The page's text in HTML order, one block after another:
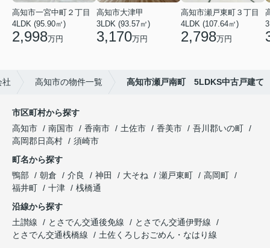
高知市一宮中町２丁目
4LDK (95.90㎡)
2,998万円
高知市大津甲
3LDK (93.57㎡)
3,170万円
高知市瀬戸東町３丁目
4LDK (107.64㎡)
2,798万円
社 高知市の物件一覧 高知市瀬戸南町 5LDKS中古戸建て
市区町村から探す
高知市
南国市 香南市 土佐市 香美市
吾川郡いの町
高岡郡日高村
須崎市
町名から探す
鴨部
朝倉 介良 神田 大そね 瀬戸東町
高岡町
福井町
十津
桟橋通
沿線から探す
土讃線
とさでん交通後免線
とさでん交通伊野線
とさでん交通桟橋線
土佐くろしおごめん・なはり線